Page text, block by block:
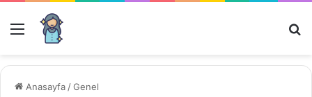
Menü
Anasayfa /Genel